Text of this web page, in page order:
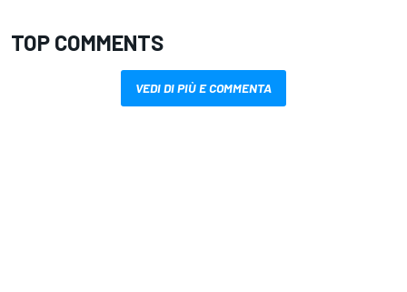
TOP COMMENTS
VEDI DI PIÙ E COMMENTA